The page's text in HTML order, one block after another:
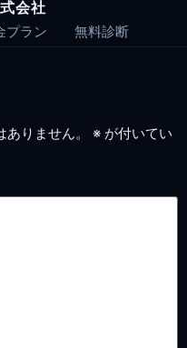
会社
プラン
無料診断
りません。 ※ が付いてい